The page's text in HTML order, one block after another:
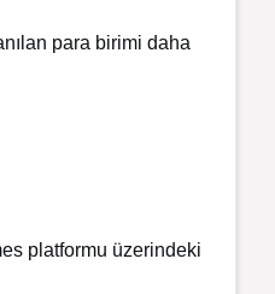
para birimi daha
platformu üzerindeki